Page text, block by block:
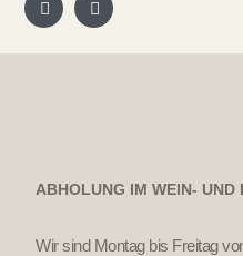
ABHOLUNG IM WEIN- UND
Wir sind Montag bis Freitag